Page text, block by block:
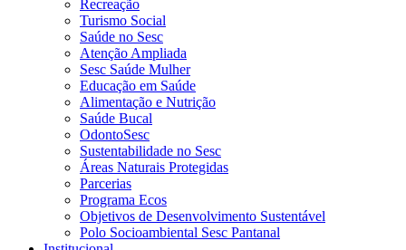
Recreação
Turismo Social
Saúde no Sesc
Atenção Ampliada
Sesc Saúde Mulher
Educação em Saúde
Alimentação e Nutrição
Saúde Bucal
OdontoSesc
Sustentabilidade no Sesc
Áreas Naturais Protegidas
Parcerias
Programa Ecos
Objetivos de Desenvolvimento Sustentável
Polo Socioambiental Sesc Pantanal